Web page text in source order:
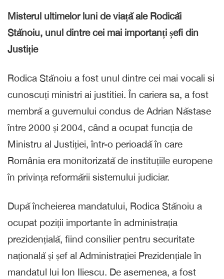
Misterul ultimelor luni de viață ale Rodicăi
Stănoiu, unul dintre cei mai importanți șefi din
Justiție
Rodica Stănoiu a fost unul dintre cei mai vocali si
cunoscuți ministri ai justitiei. În cariera sa, a fost
membră a guvernului condus de Adrian Năstase
între 2000 și 2004, când a ocupat funcția de
Ministru al Justiției, într-o perioadă în care
România era monitorizată de instituțiile europene
în privința reformării sistemului judiciar.
După încheierea mandatului, Rodica Stănoiu a
ocupat poziții importante în administrația
prezidențială, fiind consilier pentru securitate
națională și șef al Administrației Prezidențiale în
mandatul lui Ion Iliescu. De asemenea, a fost